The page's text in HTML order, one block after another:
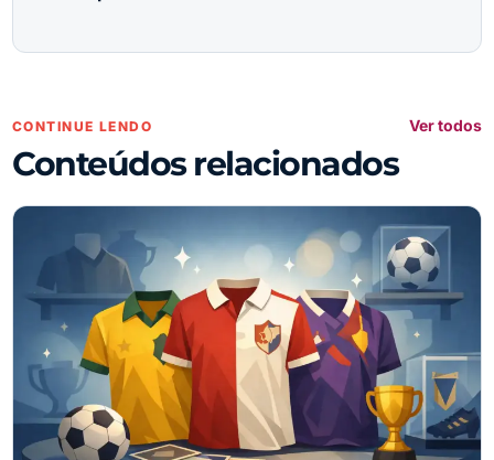
CONTINUE LENDO
Conteúdos relacionados
Ver todos